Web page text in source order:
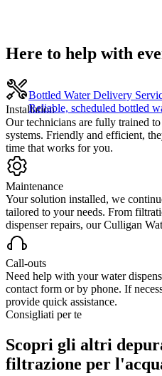
Bottled Water Delivery
Reliable, scheduled bottled
Here to help with
Installation
Our technicians are fully trained
systems. Friendly and efficient,
time that works for you.
Maintenance
Your solution installed, we
tailored to your needs. From
dispenser repairs, our Culligan
Call-outs
Need help with your water
contact form or by phone. If
provide quick assistance.
Consigliati per te
Scopri gli altri
filtrazione per